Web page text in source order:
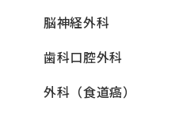
脳神経外科
歯科口腔外科
外科（食道癌）